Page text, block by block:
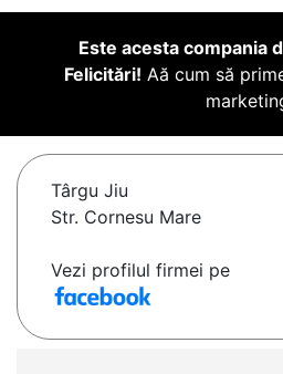
Este acesta compania
Felicitări! Aă cum să
Târgu Jiu
Str. Cornesu Mare
Vezi profilul firmei pe